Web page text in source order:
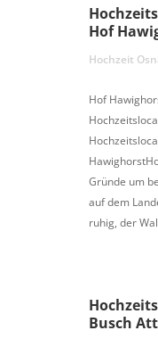
Hof
Hochzeit
Hof
Gründe um
auf dem
ruhig, der
Busch